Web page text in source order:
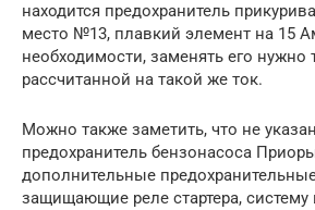
находится предохранитель
место №13, плавкий элемент на 15
необходимости, заменять его нужно
рассчитанной на такой же ток.
Можно также заметить, что не
предохранитель бензонасоса
дополнительные
защищающие реле стартера,